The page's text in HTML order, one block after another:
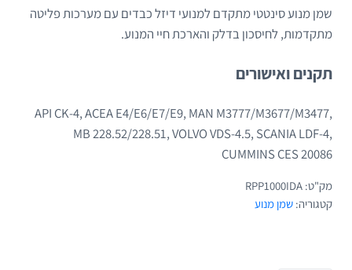
שמן מנוע סינטטי מתקדם למנועי דיזל כבדים עם מערכות פליטה
מתקדמות, לחיסכון בדלק והארכת חיי המנוע.
תקנים ואישורים
API CK-4, ACEA E4/E6/E7/E9, MAN M3777/M3677/M3477,
MB 228.52/228.51, VOLVO VDS-4.5, SCANIA LDF-4,
CUMMINS CES 20086
מק"ט: RPP1000IDA
קטגוריה: שמן מנוע